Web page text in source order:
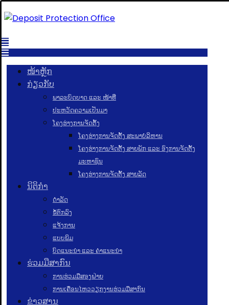
ໜ້າຫຼັກ
ກ່ຽວກັບ
ພາລະບົດບາດ ແລະ ໜ້າທີ່
ປະຫວັດຄວາມເປັນມາ
ໂຄງຮ່າງການຈັດຕັ້ງ
ໂຄງຮ່າງການຈັດຕັ້ງ ສະພາບໍລິຫານ
ໂຄງຮ່າງການຈັດຕັ້ງ ສາຍພັກ ແລະ ອົງການຈັດຕັ້ງ
ມະຫາຊົນ
ໂຄງຮ່າງການຈັດຕັ້ງ ສາຍລັດ
ນິຕິກຳ
ດຳລັດ
ຂໍ້ຕົກລົງ
ແຈ້ງການ
ແບບພິມ
ບົດແນະນໍາ ແລະ ຄໍາແນະນໍາ
ຮ່ວມມືສາກົນ
ການຮ່ວມມືສອງຝ່າຍ
ການເຄື່ອນໄຫວວຽກງານຮ່ວມມືສາກົນ
ຂ່າວສານ